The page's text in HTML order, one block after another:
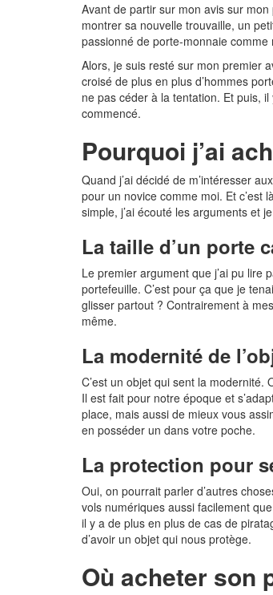
Avant de partir sur mon avis sur
montrer sa nouvelle trouvaille, un
passionné de porte-monnaie
Alors, je suis resté sur mon premier
croisé de plus en plus d’hommes
ne pas céder à la tentation. Et puis,
commencé.
Pourquoi j’ai
Quand j’ai décidé de m’intéresser
pour un novice comme moi. Et c’est
simple, j’ai écouté les arguments et
La taille d’un porte
Le premier argument que j’ai pu lire
portefeuille. C’est pour ça que je
glisser partout ? Contrairement à
même.
La modernité de
C’est un objet qui sent la modernité.
Il est fait pour notre époque et
place, mais aussi de mieux vous
en posséder un dans votre poche.
La protection pour
Oui, on pourrait parler d’autres
vols numériques aussi facilement
il y a de plus en plus de cas de
d’avoir un objet qui nous protège.
Où acheter son